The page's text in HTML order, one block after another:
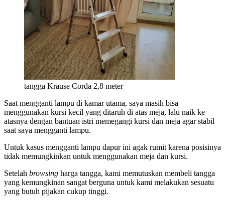
tangga Krause Corda 2,8 meter
Saat mengganti lampu di kamar utama, saya masih bisa
menggunakan kursi kecil yang ditaruh di atas meja, lalu naik ke
atasnya dengan bantuan istri memegangi kursi dan meja agar stabil
saat saya mengganti lampu.
Untuk kasus mengganti lampu dapur ini agak rumit karena posisinya
tidak memungkinkan untuk menggunakan meja dan kursi.
Setelah browsing harga tangga, kami memutuskan membeli tangga
yang kemungkinan sangat berguna untuk kami melakukan sesuatu
yang butuh pijakan cukup tinggi.